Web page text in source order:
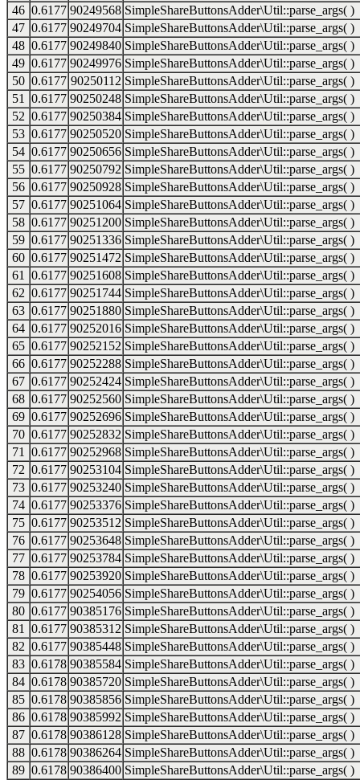
46 0.6177 90249568 SimpleShareButtonsAdder\Util::parse_args( )
47 0.6177 90249704 SimpleShareButtonsAdder\Util::parse_args( )
48 0.6177 90249840 SimpleShareButtonsAdder\Util::parse_args( )
49 0.6177 90249976 SimpleShareButtonsAdder\Util::parse_args( )
50 0.6177 90250112 SimpleShareButtonsAdder\Util::parse_args( )
51
0.6177 90250248 SimpleShareButtonsAdder\Util::parse_args( )
52 0.6177 90250384 SimpleShareButtonsAdder\Util::parse_args( )
53 0.6177 90250520 SimpleShareButtonsAdder\Util::parse_args( )
54 0.6177 90250656 SimpleShareButtonsAdder\Util::parse_args( )
55 0.6177 90250792 SimpleShareButtonsAdder\Util::parse_args( )
56 0.6177 90250928 SimpleShareButtonsAdder\Util::parse_args( )
57 0.6177 90251064 SimpleShareButtonsAdder\Util::parse_args( )
58 0.6177 90251200 SimpleShareButtonsAdder\Util::parse_args( )
59 0.6177 90251336 SimpleShareButtonsAdder\Util::parse_args( )
60 0.6177 90251472 SimpleShareButtonsAdder\Util::parse_args( )
61
0.6177 90251608 SimpleShareButtonsAdder\Util::parse_args( )
62 0.6177 90251744 SimpleShareButtonsAdder\Util::parse_args( )
63 0.6177 90251880 SimpleShareButtonsAdder\Util::parse_args( )
64 0.6177 90252016 SimpleShareButtonsAdder\Util::parse_args( )
65 0.6177 90252152 SimpleShareButtonsAdder\Util::parse_args( )
66 0.6177 90252288 SimpleShareButtonsAdder\Util::parse_args( )
67 0.6177 90252424 SimpleShareButtonsAdder\Util::parse_args( )
68 0.6177 90252560 SimpleShareButtonsAdder\Util::parse_args( )
69 0.6177 90252696 SimpleShareButtonsAdder\Util::parse_args( )
70 0.6177 90252832 SimpleShareButtonsAdder\Util::parse_args( )
71
0.6177 90252968 SimpleShareButtonsAdder\Util::parse_args( )
72 0.6177 90253104 SimpleShareButtonsAdder\Util::parse_args( )
73 0.6177 90253240 SimpleShareButtonsAdder\Util::parse_args( )
74 0.6177 90253376 SimpleShareButtonsAdder\Util::parse_args( )
75 0.6177 90253512 SimpleShareButtonsAdder\Util::parse_args( )
76 0.6177 90253648 SimpleShareButtonsAdder\Util::parse_args( )
77 0.6177 90253784 SimpleShareButtonsAdder\Util::parse_args( )
78 0.6177 90253920 SimpleShareButtonsAdder\Util::parse_args( )
79 0.6177 90254056 SimpleShareButtonsAdder\Util::parse_args( )
80 0.6177 90385176 SimpleShareButtonsAdder\Util::parse_args( )
81
0.6177 90385312 SimpleShareButtonsAdder\Util::parse_args( )
82 0.6177 90385448 SimpleShareButtonsAdder\Util::parse_args( )
83 0.6178 90385584 SimpleShareButtonsAdder\Util::parse_args( )
84 0.6178 90385720 SimpleShareButtonsAdder\Util::parse_args( )
85 0.6178 90385856 SimpleShareButtonsAdder\Util::parse_args( )
86 0.6178 90385992 SimpleShareButtonsAdder\Util::parse_args( )
87 0.6178 90386128 SimpleShareButtonsAdder\Util::parse_args( )
88 0.6178 90386264 SimpleShareButtonsAdder\Util::parse_args( )
89 0.6178 90386400 SimpleShareButtonsAdder\Util::parse_args( )